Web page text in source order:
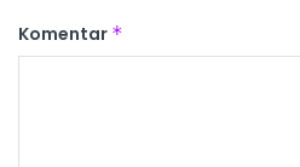
Komentar *